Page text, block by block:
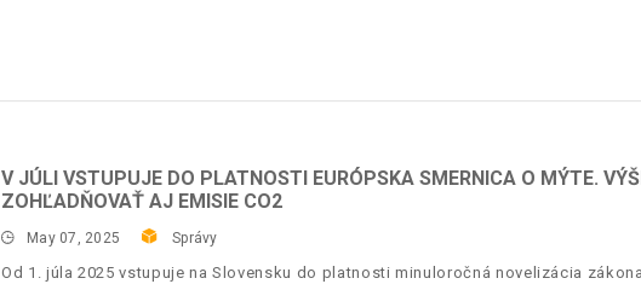
V JÚLI VSTUPUJE DO PLATNOSTI EURÓPSKA SMERNICA O MÝTE.
ZOHĽADŇOVAŤ AJ EMISIE CO2
May 07, 2025 Správy
Od 1. júla 2025 vstupuje na Slovensku do platnosti minuloročná novelizácia